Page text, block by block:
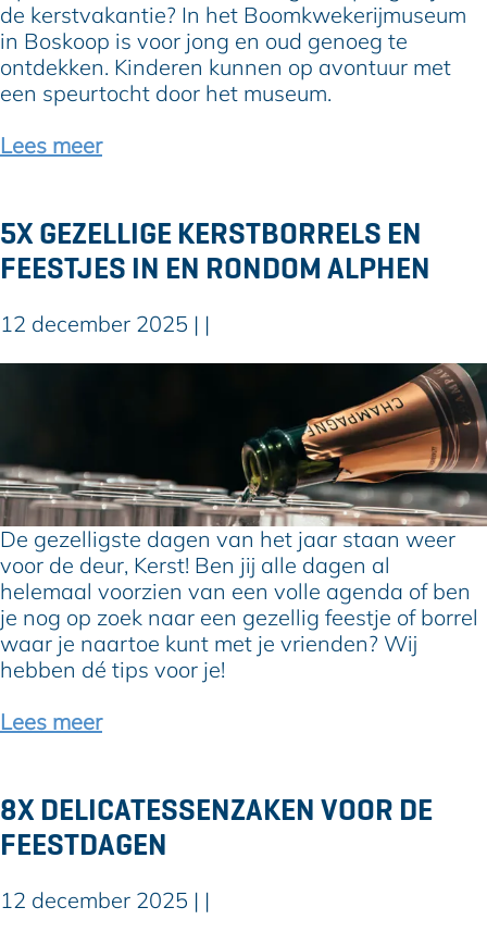
m
,
t
h
e
a
r
e
c
e
v
i
t
e
i
t
v
o
o
r
k
d
e
e
k
a
n
t
e
a
t
i
v
t
i
i
n
h
e
t
B
o
o
m
k
w
e
r
j
de kerstvakantie? In het Boomkwekerijmuseum
in Boskoop is voor jong en oud genoeg te
ontdekken. Kinderen kunnen op avontuur met
een speurtocht door het museum.
Lees meer
5X GEZELLIGE KERSTBORRELS EN
FEESTJES IN EN RONDOM ALPHEN
12 december 2025 | |
z
e
l
l
i
g
e
k
r
s
b
o
r
e
De gezelligste dagen van het jaar staan weer
voor de deur, Kerst! Ben jij alle dagen al
helemaal voorzien van een volle agenda of ben
je nog op zoek naar een gezellig feestje of borrel
waar je naartoe kunt met je vrienden? Wij
hebben dé tips voor je!
Lees meer
8X DELICATESSENZAKEN VOOR DE
FEESTDAGEN
12 december 2025 | |